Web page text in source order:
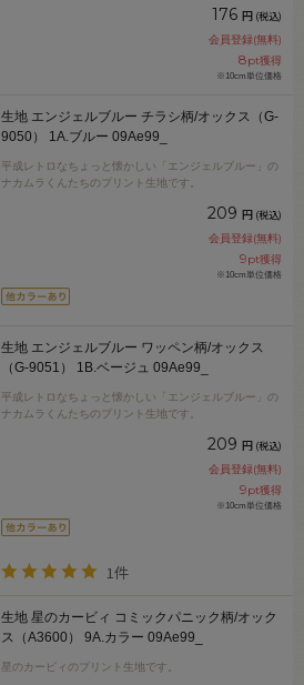
176 円 (税込)
会員登録(無料)
8pt獲得
※10cm単位価格
生地 エンジェルブルー チラシ柄/オックス（G-
9050） 1A.ブルー 09Ae99_
平成レトロなちょっと懐かしい「エンジェルブルー」の
ナカムラくんたちのプリント生地です。
209 円 (税込)
会員登録(無料)
9pt獲得
※10cm単位価格
生地 エンジェルブルー ワッペン柄/オックス
（G-9051） 1B.ベージュ 09Ae99_
平成レトロなちょっと懐かしい「エンジェルブルー」の
ナカムラくんたちのプリント生地です。
209 円 (税込)
会員登録(無料)
9pt獲得
※10cm単位価格
1件
生地 星のカービィ コミックパニック柄/オック
ス（A3600） 9A.カラー 09Ae99_
星のカービィのプリント生地です。